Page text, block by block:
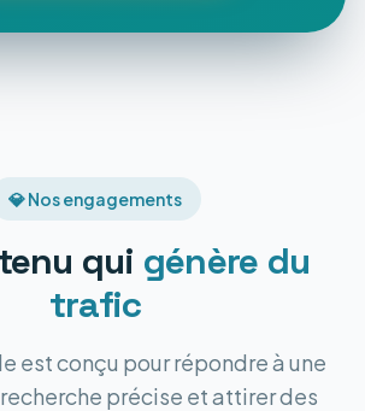
💎 Nos engagements
qui génère du
trafic
est conçu pour répondre à une
précise et attirer des